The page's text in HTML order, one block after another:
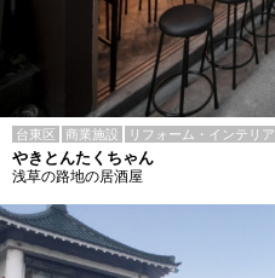
台東区 商業施設 リフォーム・インテリア
やきとんたくちゃん
浅草の路地の居酒屋